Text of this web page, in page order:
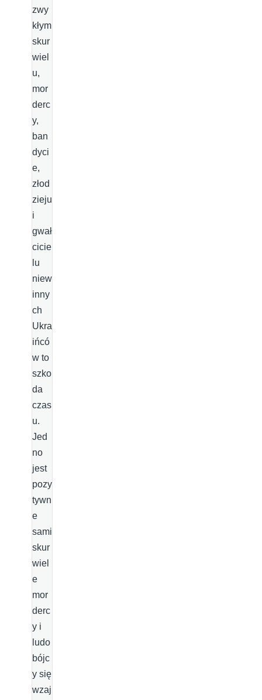
zwy
kłym
skur
wiel
u,
mor
derc
y,
ban
dyci
e,
złod
zieju
i
gwał
cicie
lu
niew
inny
ch
Ukra
ińcó
w to
szko
da
czas
u.
Jed
no
jest
pozy
tywn
e
sami
skur
wiel
e
mor
derc
y i
ludo
bójc
y się
wzaj